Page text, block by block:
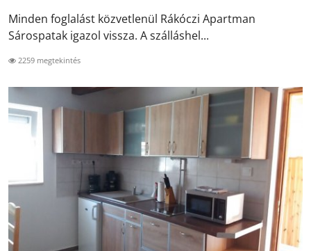
Minden foglalást közvetlenül Rákóczi Apartman
Sárospatak igazol vissza. A szálláshel...
2259 megtekintés